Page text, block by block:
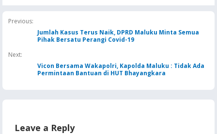
Jaga Keandalan Suplai
BBM
Previous:
Jumlah Kasus Terus Naik, DPRD Maluku Minta Semua
Pihak Bersatu Perangi Covid-19
Next:
Vicon Bersama Wakapolri, Kapolda Maluku : Tidak Ada
Permintaan Bantuan di HUT Bhayangkara
Leave a Reply